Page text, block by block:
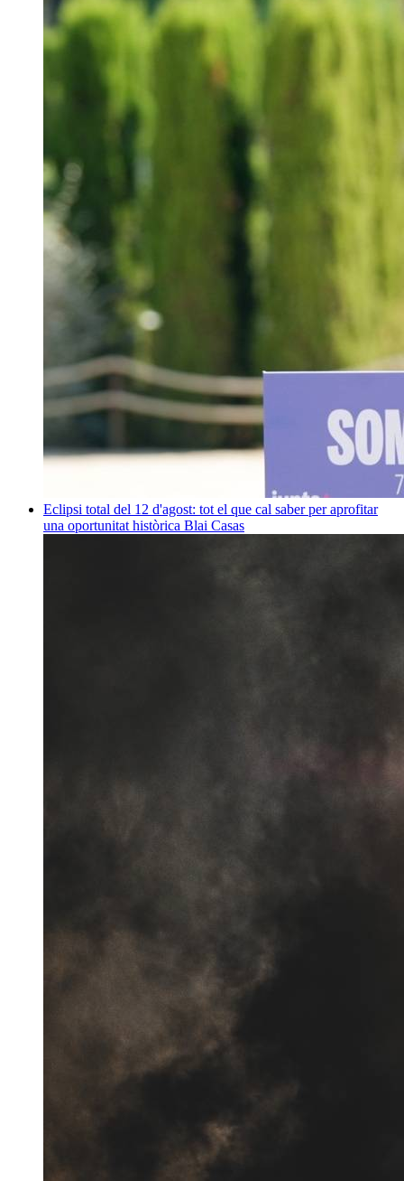
Eclipsi total del 12 d'agost: tot el que cal saber per aprofitar
una oportunitat històrica Blai Casas